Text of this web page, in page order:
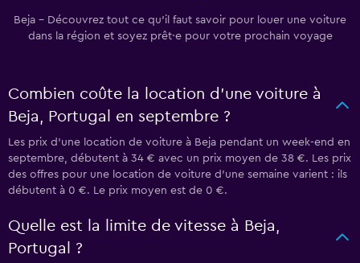
Beja - Découvrez tout ce qu’il faut savoir pour louer une voiture
dans la région et soyez prêt·e pour votre prochain voyage
Combien coûte la location d’une voiture à
Beja, Portugal en septembre ?
Les prix d’une location de voiture à Beja pendant un week-end en
septembre, débutent à 34 € avec un prix moyen de 38 €. Les prix
des offres pour une location de voiture d’une semaine varient : ils
débutent à 0 €. Le prix moyen est de 0 €.
Quelle est la limite de vitesse à Beja,
Portugal ?